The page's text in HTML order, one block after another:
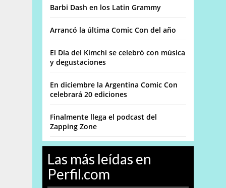
Barbi Dash en los Latin Grammy
Arrancó la última Comic Con del año
El Día del Kimchi se celebró con música
y degustaciones
En diciembre la Argentina Comic Con
celebrará 20 ediciones
Finalmente llega el podcast del
Zapping Zone
Las más leídas en
Perfil.com